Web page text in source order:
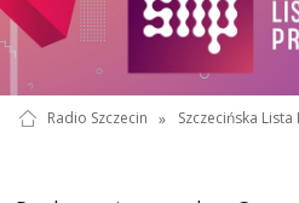
Radio Szczecin » Szczecińska